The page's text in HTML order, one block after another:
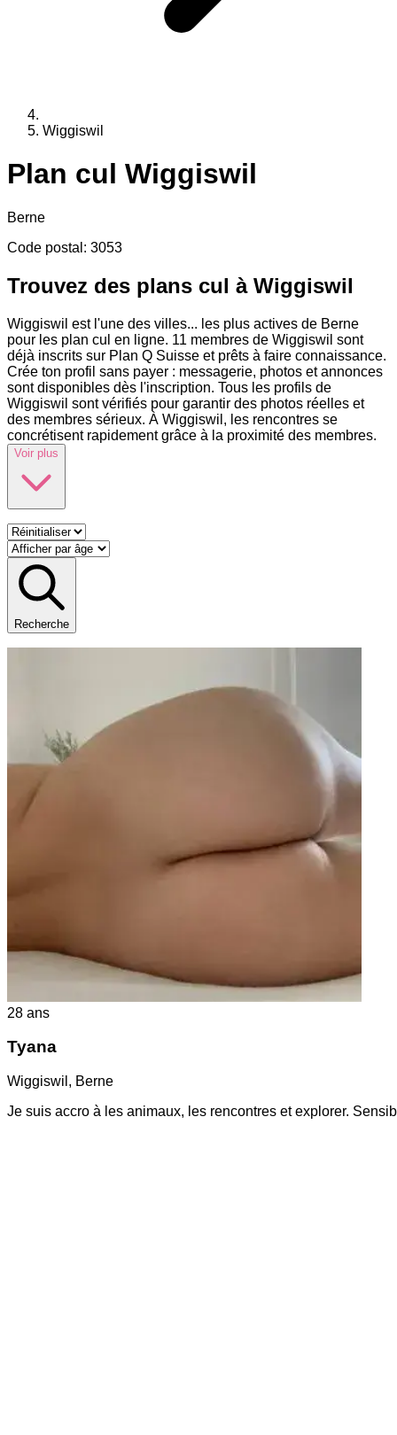
Wiggiswil
Plan cul Wiggiswil
Berne
Code postal : 3053
Trouvez des plans cul à Wiggiswil
Wiggiswil est l'une des villes... les plus actives de Berne
pour les plan cul en ligne. 11 membres de Wiggiswil sont
déjà inscrits sur Plan Q Suisse et prêts à faire connaissance.
Crée ton profil sans payer : messagerie, photos et annonces
sont disponibles dès l'inscription. Tous les profils de
Wiggiswil sont vérifiés pour garantir des photos réelles et
des membres sérieux. À Wiggiswil, les rencontres se
concrétisent rapidement grâce à la proximité des membres.
Voir plus
Recherche
28 ans
Tyana
Wiggiswil , Berne
Je suis accro à les animaux, les rencontres et explorer.